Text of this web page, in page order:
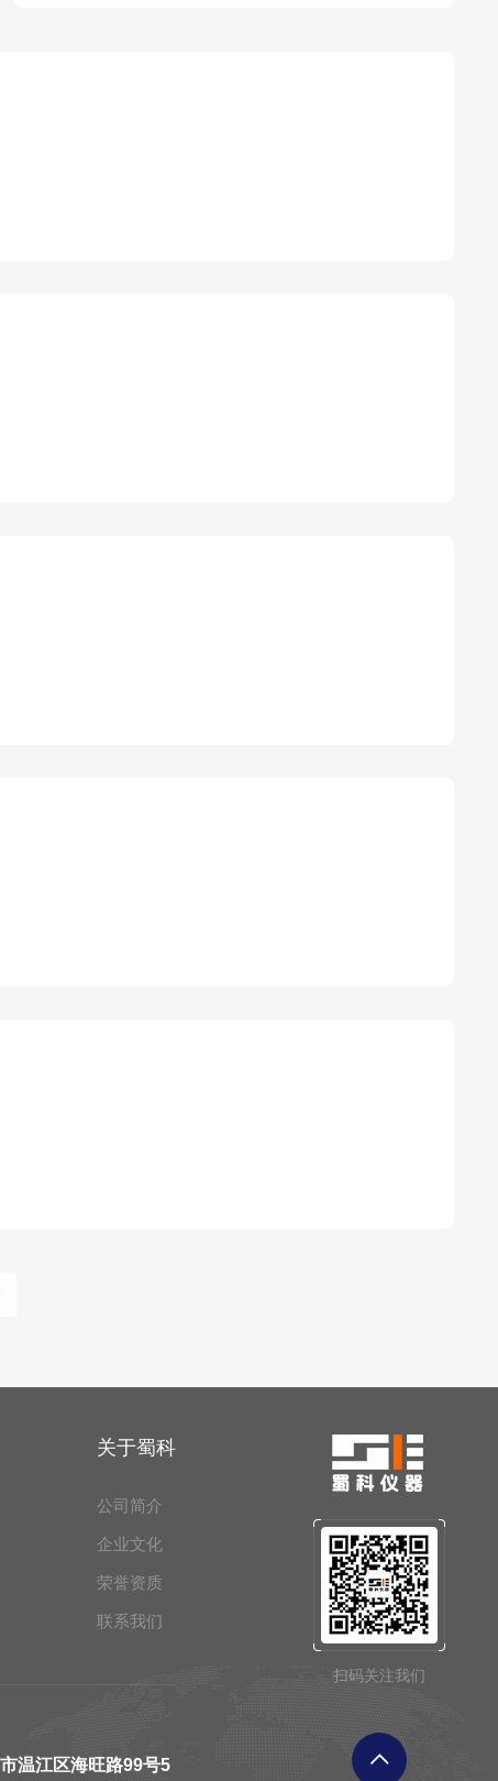
关于蜀科
公司简介
企业文化
荣誉资质
联系我们
温江区海旺路99号5
扫码关注我们